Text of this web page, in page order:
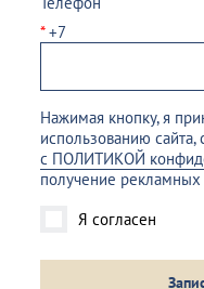
*+7
Нажимая кнопку, я
использованию сайта,
с ПОЛИТИКОЙ
получение
Я согласен